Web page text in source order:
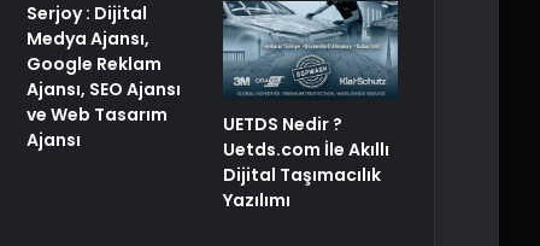
Serjoy : Dijital
Medya Ajansı,
Google Reklam
Ajansı, SEO Ajansı
ve Web Tasarım
Ajansı
UETDS Nedir ?
Uetds.com İle Akıllı
Dijital Taşımacılık
Yazılımı